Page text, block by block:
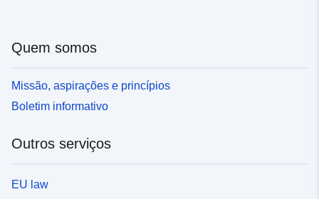
Quem somos
Missão, aspirações e princípios
Boletim informativo
Outros serviços
EU law